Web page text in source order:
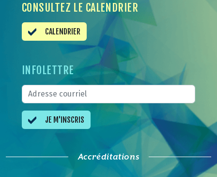
CONSULTEZ LE CALENDRIER
CALENDRIER
INFOLETTRE
JE M'INSCRIS
Accréditations